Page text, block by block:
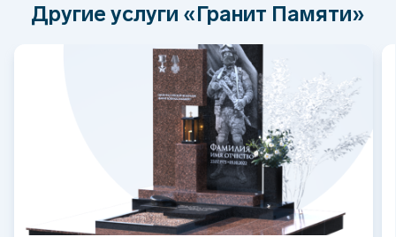
Другие услуги «Гранит Памяти»